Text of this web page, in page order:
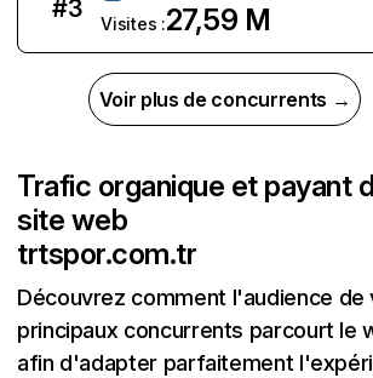
#3
Visites :27,59 M
Voir plus de concurrents →
Trafic organique et payant
site web
trtspor.com.tr
Découvrez comment l'audience de
principaux concurrents parcourt le
afin d'adapter parfaitement